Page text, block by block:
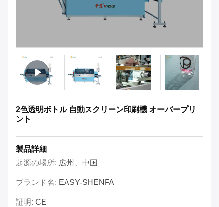
2色透明ボトル 自動スクリーン印刷機 オーバープリ
ント
製品詳細
起源の場所: 広州、中国
ブランド名: EASY-SHENFA
証明: CE